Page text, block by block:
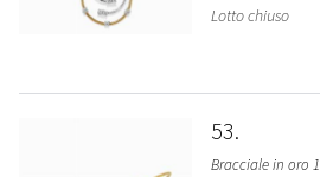
Lotto chiuso
53
Bracciale in oro